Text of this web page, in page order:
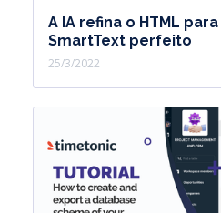
A IA refina o HTML
SmartText perfeito
25/3/2022